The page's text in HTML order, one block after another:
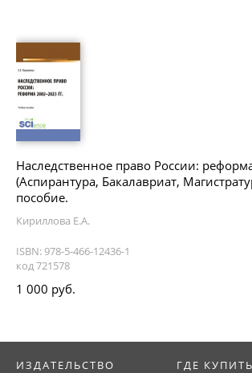
Наследственное право России:
(Аспирантура, Бакалавриат,
пособие.
Кириллова Е.А.
ISBN: 978-5-466-12436-1
код 721578
1 000 руб.
ИЗДАТЕЛЬСТВО ГДЕ КУПИТЬ